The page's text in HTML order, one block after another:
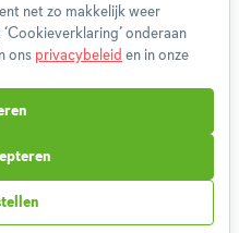
net zo makkelijk weer
onderaan
ons privacybeleid en in onze